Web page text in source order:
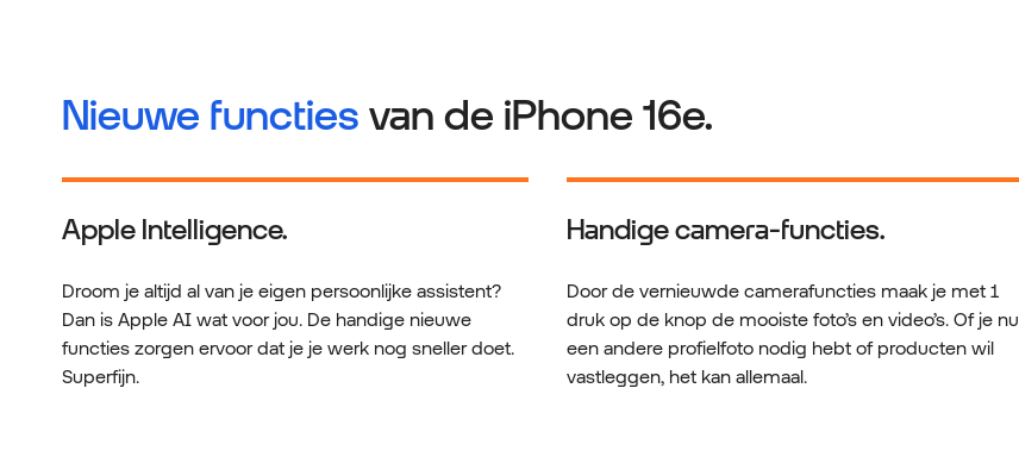
Nieuwe functies van de iPhone 16e.
Apple Intelligence.
Droom je altijd al van je eigen persoonlijke assistent?
Dan is Apple AI wat voor jou. De handige nieuwe
functies zorgen ervoor dat je je werk nog sneller doet.
Superfijn.
Handige camera-functies.
Door de vernieuwde camerafuncties maak je met 1
druk op de knop de mooiste foto’s en video’s. Of je nu
een andere profielfoto nodig hebt of producten wil
vastleggen, het kan allemaal.